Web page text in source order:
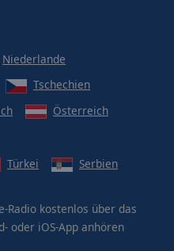
Niederlande
Tschechien
Österreich
Türkei Serbien
Radio kostenlos über das
oder iOS-App anhören